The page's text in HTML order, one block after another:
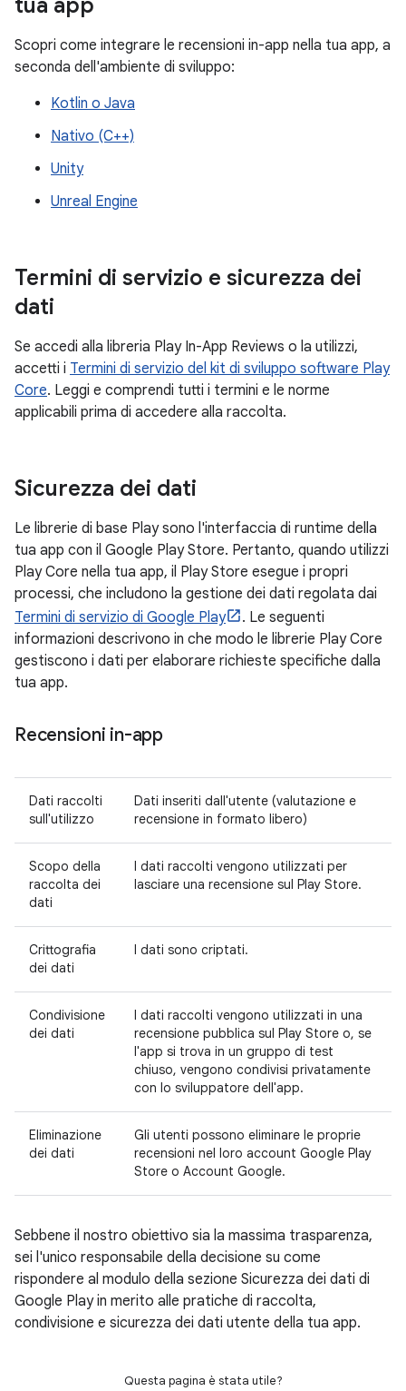
tua app
Scopri come integrare le recensioni in-app nella tua app, a
seconda dell'ambiente di sviluppo:
Kotlin o Java
Nativo (C++)
Unity
Unreal Engine
Termini di servizio e sicurezza dei
dati
Se accedi alla libreria Play In-App Reviews o la utilizzi,
accetti i Termini di servizio del kit di sviluppo software Play
Core. Leggi e comprendi tutti i termini e le norme
applicabili prima di accedere alla raccolta.
Sicurezza dei dati
Le librerie di base Play sono l'interfaccia di runtime della
tua app con il Google Play Store. Pertanto, quando utilizzi
Play Core nella tua app, il Play Store esegue i propri
processi, che includono la gestione dei dati regolata dai
Termini di servizio di Google Play
. Le seguenti
informazioni descrivono in che modo le librerie Play Core
gestiscono i dati per elaborare richieste specifiche dalla
tua app.
Recensioni in-app
Dati raccolti
sull'utilizzo
Dati inseriti dall'utente (valutazione e
recensione in formato libero)
Scopo della
raccolta dei
dati
I dati raccolti vengono utilizzati per
lasciare una recensione sul Play Store.
Crittografia
dei dati
I dati sono criptati.
Condivisione
dei dati
I dati raccolti vengono utilizzati in una
recensione pubblica sul Play Store o, se
l'app si trova in un gruppo di test
chiuso, vengono condivisi privatamente
con lo sviluppatore dell'app.
Eliminazione
dei dati
Gli utenti possono eliminare le proprie
recensioni nel loro account Google Play
Store o Account Google.
Sebbene il nostro obiettivo sia la massima trasparenza,
sei l'unico responsabile della decisione su come
rispondere al modulo della sezione Sicurezza dei dati di
Google Play in merito alle pratiche di raccolta,
condivisione e sicurezza dei dati utente della tua app.
Questa pagina è stata utile?